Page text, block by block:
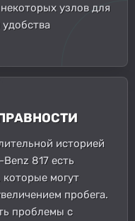
узлов для
историей
817 есть
могут
пробега.
проблемы с